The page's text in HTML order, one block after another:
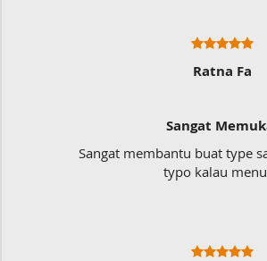
Ratna Fa
Sangat
Sangat membantu buat type
typo kalau